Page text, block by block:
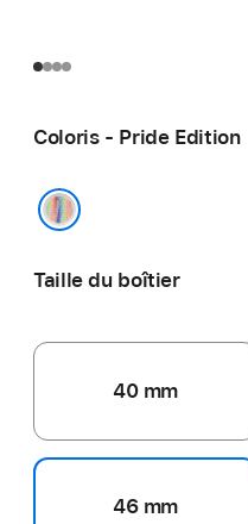
Coloris - Pride Edition
Taille du boîtier
40 mm
46 mm